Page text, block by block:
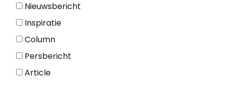
Nieuwsbericht
Inspiratie
Column
Persbericht
Article